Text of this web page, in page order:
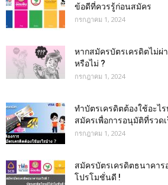
ข้อดีที่ควรรู้ก่อนสมัคร
กรกฎาคม 1, 2024
หากสมัครบัตรเครดิตไม่ผ่
หรือไม่ ?
กรกฎาคม 1, 2024
ทําบัตรเครดิตต้องใช้อะไ
สมัครเพื่อการอนุมัติที่รวดเ
กรกฎาคม 1, 2024
สมัครบัตรเครดิตธนาคาร
โปรโมชั่นดี !